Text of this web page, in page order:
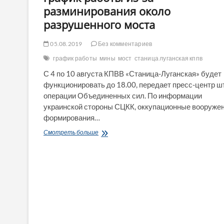
разминирования около
разрушенного моста
05.08.2019
Без комментариев
график работы мины мост станица луганская кппв
С 4 по 10 августа КПВВ «Станица-Луганская» будет
функционировать до 18.00, передает пресс-центр
операции Объединенных сил. По информации
украинской стороны СЦКК, оккупационные
формирования…
Смотреть большеКПВВ